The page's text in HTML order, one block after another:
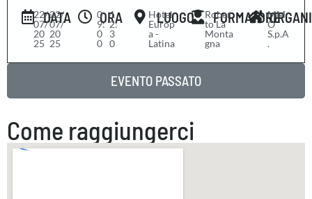
DATA
22/
07/
20
25
-22/
07/
20
25
ORA
0
9:
0
0
-1
2:
3
0
LUOGO
Hotel
Europ
a -
Latina
FORMATORE
Rober
to La
Monta
gna
MM
O
S.p.A
.
EVENTO PASSATO
Come raggiungerci